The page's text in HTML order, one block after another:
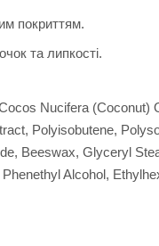
покриттям.
та липкості.
Nucifera (Coconut)
Polyisobutene,
Beeswax, Glyceryl
Alcohol,